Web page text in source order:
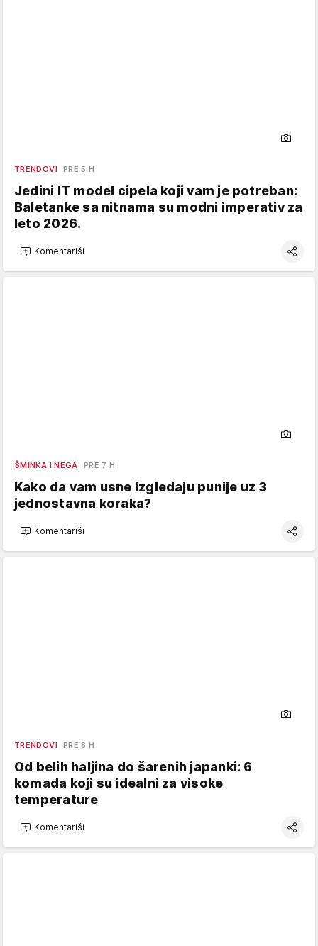
TRENDOVI PRE 5 H
Jedini IT model cipela koji vam je potreban:
Baletanke sa nitnama su modni imperativ za
leto 2026.
Komentariši
ŠMINKA I NEGA PRE 7 H
Kako da vam usne izgledaju punije uz 3
jednostavna koraka?
Komentariši
TRENDOVI PRE 8 H
Od belih haljina do šarenih japanki: 6
komada koji su idealni za visoke
temperature
Komentariši